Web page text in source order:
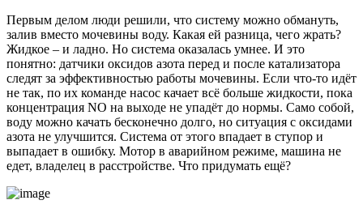
Первым делом люди решили, что систему можно обмануть,
залив вместо мочевины воду. Какая ей разница, чего жрать?
Жидкое – и ладно. Но система оказалась умнее. И это
понятно: датчики оксидов азота перед и после катализатора
следят за эффективностью работы мочевины. Если что-то идёт
не так, по их команде насос качает всё больше жидкости, пока
концентрация NO на выходе не упадёт до нормы. Само собой,
воду можно качать бесконечно долго, но ситуация с оксидами
азота не улучшится. Система от этого впадает в ступор и
выпадает в ошибку. Мотор в аварийном режиме, машина не
едет, владелец в расстройстве. Что придумать ещё?